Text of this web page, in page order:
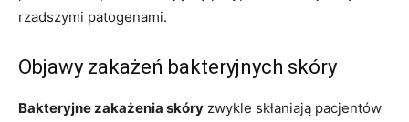
rzadszymi patogenami.
Objawy zakażeń bakteryjnych skóry
Bakteryjne zakażenia skóry zwykle skłaniają pacjentów